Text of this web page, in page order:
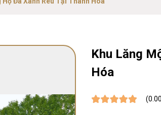
Khu Lăng
Hóa